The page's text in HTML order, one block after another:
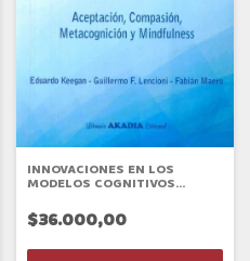
INNOVACIONES EN LOS
MODELOS COGNITIVOS
$36.000,00